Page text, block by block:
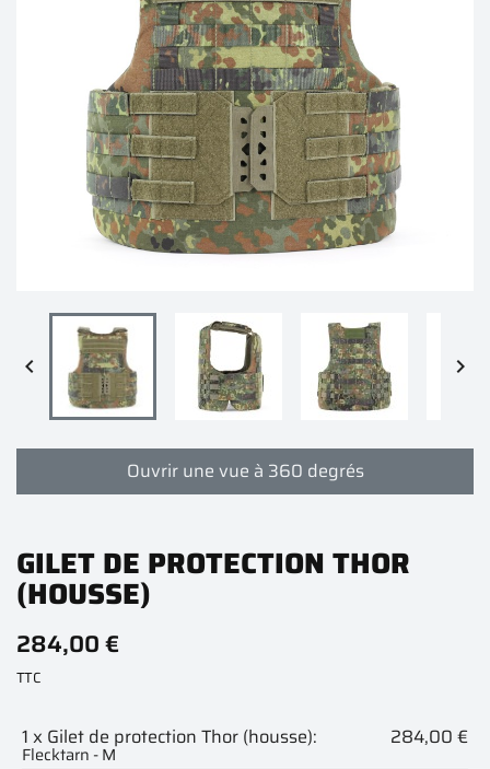
 
Ouvrir une vue à 360 degrés
GILET DE PROTECTION THOR
(HOUSSE)
284,00 €
TTC
1 x Gilet de protection Thor (housse):
Flecktarn - M
284,00 €